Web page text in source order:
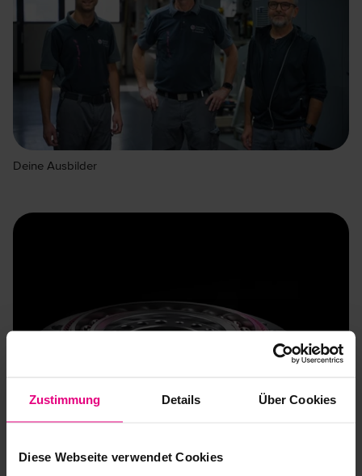
Zustimmung Details Über Cookies
Diese Webseite verwendet Cookies
Deine Ausbilder